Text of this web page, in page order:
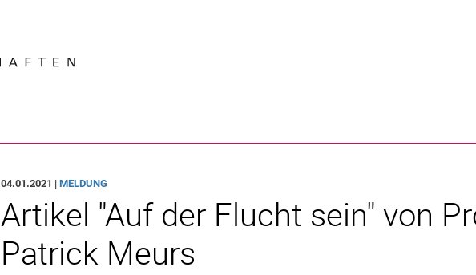
04.01.2021 |MELDUNG
Artikel "Auf der Flucht sein" von
Patrick Meurs